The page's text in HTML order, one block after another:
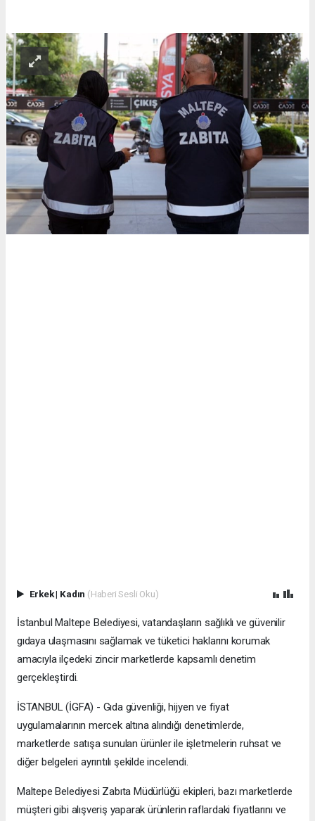
Erkek| Kadın (Haberi Sesli Oku)
İstanbul Maltepe Belediyesi, vatandaşların sağlıklı ve güvenilir
gıdaya ulaşmasını sağlamak ve tüketici haklarını korumak
amacıyla ilçedeki zincir marketlerde kapsamlı denetim
gerçekleştirdi.
İSTANBUL (İGFA) - Gıda güvenliği, hijyen ve fiyat
uygulamalarının mercek altına alındığı denetimlerde,
marketlerde satışa sunulan ürünler ile işletmelerin ruhsat ve
diğer belgeleri ayrıntılı şekilde incelendi.
Maltepe Belediyesi Zabıta Müdürlüğü ekipleri, bazı marketlerde
müşteri gibi alışveriş yaparak ürünlerin raflardaki fiyatlarını ve